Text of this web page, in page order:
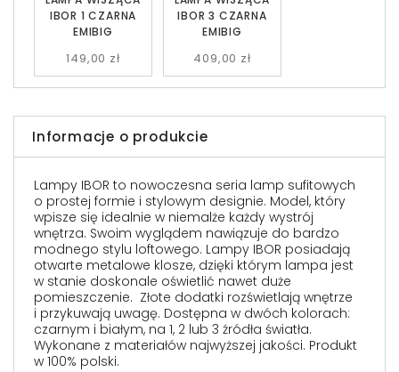
IBOR 1 CZARNA
EMIBIG
149,00 zł
IBOR 3 CZARNA
EMIBIG
409,00 zł
Informacje o produkcie
Lampy IBOR to nowoczesna seria lamp sufitowych
o prostej formie i stylowym designie. Model, który
wpisze się idealnie w niemalże każdy wystrój
wnętrza. Swoim wyglądem nawiązuje do bardzo
modnego stylu loftowego. Lampy IBOR posiadają
otwarte metalowe klosze, dzięki którym lampa jest
w stanie doskonale oświetlić nawet duże
pomieszczenie. Złote dodatki rozświetlają wnętrze
i przykuwają uwagę. Dostępna w dwóch kolorach:
czarnym i białym, na 1, 2 lub 3 źródła światła.
Wykonane z materiałów najwyższej jakości. Produkt
w 100% polski.